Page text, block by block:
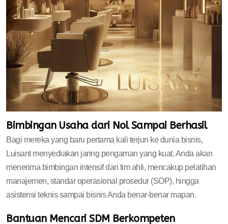
Bimbingan Usaha dari Nol Sampai Berhasil
Bagi mereka yang baru pertama kali terjun ke dunia bisnis,
Luisant menyediakan jaring pengaman yang kuat. Anda akan
menerima bimbingan intensif dari tim ahli, mencakup pelatihan
manajemen, standar operasional prosedur (SOP), hingga
asistensi teknis sampai bisnis Anda benar-benar mapan.
Bantuan Mencari SDM Berkompeten